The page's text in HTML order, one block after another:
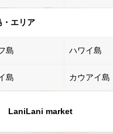
・エリア
島 ハワイ島
島 カウアイ島
LaniLani market